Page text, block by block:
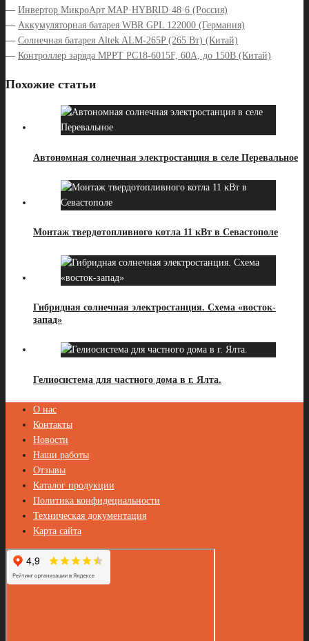
— Инвертор МикроАрт MAP·HYBRID·48·6 (Россия)
— Аккумуляторная батарея WBR GPL 122000 (Германия)
— Солнечная батарея Altek ALM-265P (265 Вт) (Китай)
— Контроллер заряда MPPT PC18-6015F, 60А, до 150В (Китай)
Похожие статьи
Автономная солнечная электростанция в селе Перевальное
Монтаж твердотопливного котла 11 кВт в Севастополе
Гибридная солнечная электростанция. Схема «восток-
запад»
Гелиосистема для частного дома в г. Ялта.
О нас
Контакты
Новости
Наши работы
Отзывы
Каталог продукции
Политика конфидециальности
Техническая документация
Карта сайта